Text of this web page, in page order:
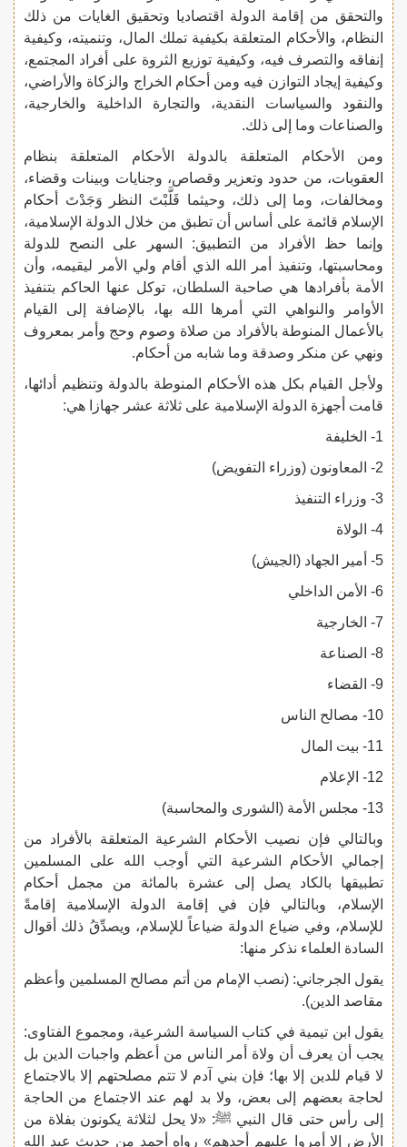
والتحقق من إقامة الدولة اقتصاديا وتحقيق الغايات من ذلك
النظام، والأحكام المتعلقة بكيفية تملك المال، وتنميته، وكيفية
إنفاقه والتصرف فيه، وكيفية توزيع الثروة على أفراد المجتمع،
وكيفية إيجاد التوازن فيه ومن أحكام الخراج والزكاة والأراضي،
والنقود والسياسات النقدية، والتجارة الداخلية والخارجية،
والصناعات وما إلى ذلك.
ومن الأحكام المتعلقة بالدولة الأحكام المتعلقة بنظام
العقوبات، من حدود وتعزير وقصاص، وجنايات وبينات وقضاء،
ومخالفات، وما إلى ذلك، وحيثما قَلَّبْتَ النظر وَجَدْتَ أحكام
الإسلام قائمة على أساس أن تطبق من خلال الدولة الإسلامية،
وإنما حظ الأفراد من التطبيق: السهر على النصح للدولة
ومحاسبتها، وتنفيذ أمر الله الذي أقام ولي الأمر ليقيمه، وأن
الأمة بأفرادها هي صاحبة السلطان، توكل عنها الحاكم بتنفيذ
الأوامر والنواهي التي أمرها الله بها، بالإضافة إلى القيام
بالأعمال المنوطة بالأفراد من صلاة وصوم وحج وأمر بمعروف
ونهي عن منكر وصدقة وما شابه من أحكام.
ولأجل القيام بكل هذه الأحكام المنوطة بالدولة وتنظيم أدائها،
قامت أجهزة الدولة الإسلامية على ثلاثة عشر جهازا هي:
1- الخليفة
2- المعاونون (وزراء التفويض)
3- وزراء التنفيذ
4- الولاة
5- أمير الجهاد (الجيش)
6- الأمن الداخلي
7- الخارجية
8- الصناعة
9- القضاء
10- مصالح الناس
11- بيت المال
12- الإعلام
13- مجلس الأمة (الشورى والمحاسبة)
وبالتالي فإن نصيب الأحكام الشرعية المتعلقة بالأفراد من
إجمالي الأحكام الشرعية التي أوجب الله على المسلمين
تطبيقها بالكاد يصل إلى عشرة بالمائة من مجمل أحكام
الإسلام، وبالتالي فإن في إقامة الدولة الإسلامية إقامةً
للإسلام، وفي ضياع الدولة ضياعاً للإسلام، ويصدِّقُ ذلك أقوال
السادة العلماء نذكر منها:
يقول الجرجاني: (نصب الإمام من أتم مصالح المسلمين وأعظم
مقاصد الدين).
يقول ابن تيمية في كتاب السياسة الشرعية، ومجموع الفتاوى:
يجب أن يعرف أن ولاة أمر الناس من أعظم واجبات الدين بل
لا قيام للدين إلا بها؛ فإن بني آدم لا تتم مصلحتهم إلا بالاجتماع
لحاجة بعضهم إلى بعض، ولا بد لهم عند الاجتماع من الحاجة
إلى رأس حتى قال النبي ﷺ: «لا يحل لثلاثة يكونون بفلاة من
الأرض إلا أمروا عليهم أحدهم» رواه أحمد من حديث عبد الله